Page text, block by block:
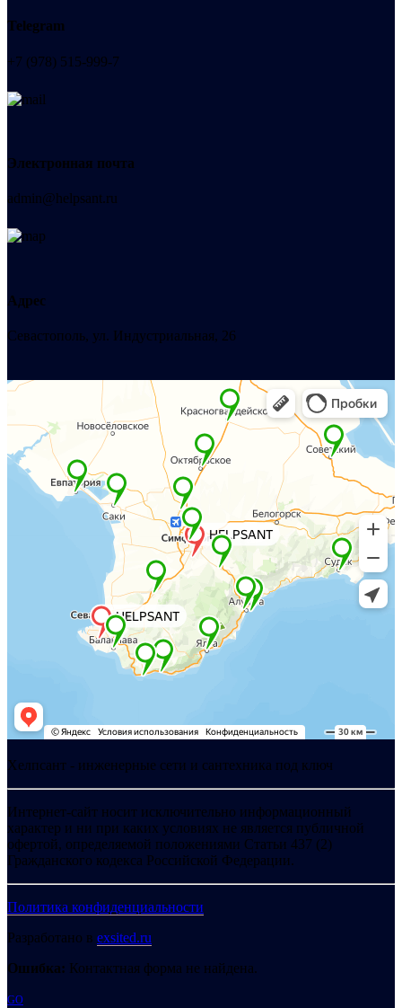
Telegram
+7 (978) 515-999-7
Электронная почта
admin@helpsant.ru
Адрес
Севастополь, ул. Индустриальная, 26
Хелпсант - инженерные сети и сантехника под ключ
Интернет-сайт носит исключительно информационный
характер и ни при каких условиях не является публичной
офертой, определяемой положениями Статьи 437 (2)
Гражданского кодекса Российской Федерации.
Политика конфиденциальности
Разработано в exsited.ru
Ошибка: Контактная форма не найдена.
GO